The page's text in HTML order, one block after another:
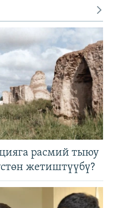
расмий тыюу
жетиштүүбү?